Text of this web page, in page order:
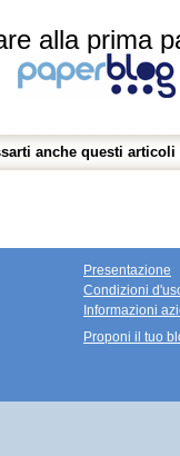
alla prima
anche questi articoli
Presentazione
Condizioni
Informazioni
Proponi il tuo